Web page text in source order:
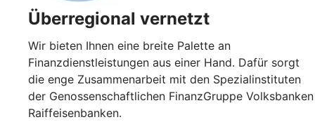
Überregional vernetzt
Wir bieten Ihnen eine breite Palette an
Finanzdienstleistungen aus einer Hand. Dafür sorgt
die enge Zusammenarbeit mit den Spezialinstituten
der Genossenschaftlichen FinanzGruppe Volksbanken
Raiffeisenbanken.